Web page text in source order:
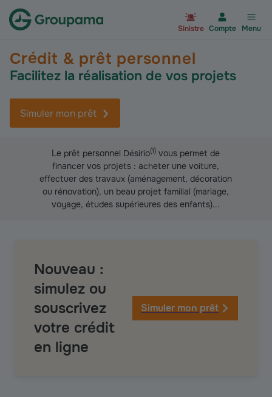
Sinistre Compte Menu
Crédit & prêt personnel
Facilitez la réalisation de vos projets
Simuler mon prêt
Le prêt personnel Désirio(1) vous permet de
financer vos projets : acheter une voiture,
effectuer des travaux (aménagement, décoration
ou rénovation), un beau projet familial (mariage,
voyage, études supérieures des enfants)...
Nouveau :
simulez ou
souscrivez
votre crédit
en ligne
Simuler mon prêt